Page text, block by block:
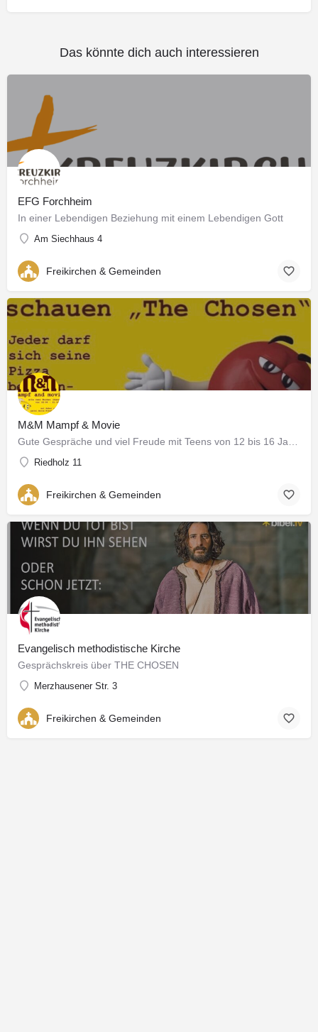
Das könnte dich auch interessieren
EFG Forchheim
In einer Lebendigen Beziehung mit einem Lebendigen Gott
Am Siechhaus 4
Freikirchen & Gemeinden
M&M Mampf & Movie
Riedholz 11
Freikirchen & Gemeinden
Evangelisch methodistische Kirche
Gesprächskreis über THE CHOSEN
Merzhausener Str. 3
Freikirchen & Gemeinden